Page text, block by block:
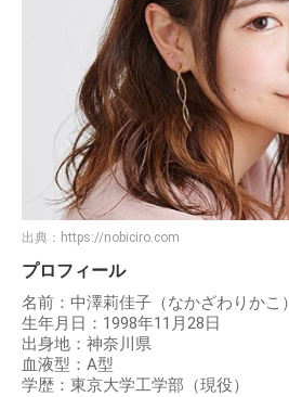
出典： https://nobiciro.com
プロフィール
名前：中澤莉佳子（なかざわりかこ）
生年月日：1998年11月28日
出身地：神奈川県
血液型：A型
学歴：東京大学工学部（現役）